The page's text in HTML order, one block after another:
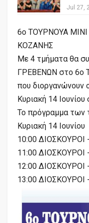
Jul 27,
6ο ΤΟΥΡΝΟΥΑ ΜΙΝΙ
ΚΟΖΑΝΗΣ
Με 4 τμήματα θα
ΓΡΕΒΕΝΩΝ στο 6ο
που
Κυριακή 14
Το πρόγραμμα των
Κυριακή 14 Ιουνίου
10:00 ΔΙΟΣΚΟΥΡΟΙ
11:00 ΔΙΟΣΚΟΥΡΟΙ
12:00 ΔΙΟΣΚΟΥΡΟΙ
13:00 ΔΙΟΣΚΟΥΡΟΙ